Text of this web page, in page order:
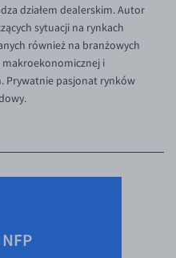
działem dealerskim. Autor
sytuacji na rynkach
również na branżowych
makroekonomicznej i
Prywatnie pasjonat rynków